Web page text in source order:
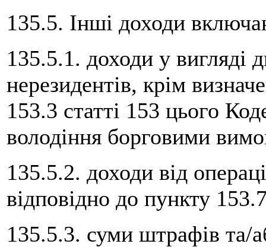
135.5. Інші доходи
135.5.1. доходи у вигляді
нерезидентів, крім
153.3 статті 153 цього
володіння борговими
135.5.2. доходи від
відповідно до пункту
135.5.3. суми штрафів та/